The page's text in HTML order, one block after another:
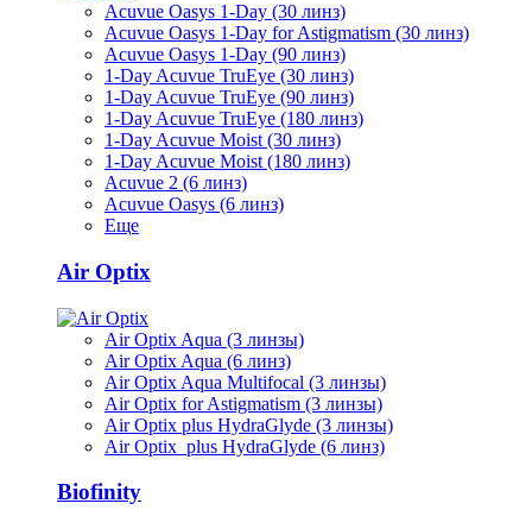
Acuvue Oasys 1-Day (30 линз)
Acuvue Oasys 1-Day for Astigmatism (30 линз)
Acuvue Oasys 1-Day (90 линз)
1-Day Acuvue TruEye (30 линз)
1-Day Acuvue TruEye (90 линз)
1-Day Acuvue TruEye (180 линз)
1-Day Acuvue Moist (30 линз)
1-Day Acuvue Moist (180 линз)
Acuvue 2 (6 линз)
Acuvue Oasys (6 линз)
Еще
Air Optix
Air Optix Aqua (3 линзы)
Air Optix Aqua (6 линз)
Air Optix Aqua Multifocal (3 линзы)
Air Optix for Astigmatism (3 линзы)
Air Optix plus HydraGlyde (3 линзы)
Air Optix plus HydraGlyde (6 линз)
Biofinity